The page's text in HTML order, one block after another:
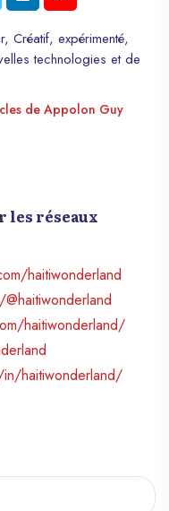
Créatif, expérimenté,
technologies et de
de Appolon Guy
les réseaux
haitiwonderland
haitiwonderland/
haitiwonderland/